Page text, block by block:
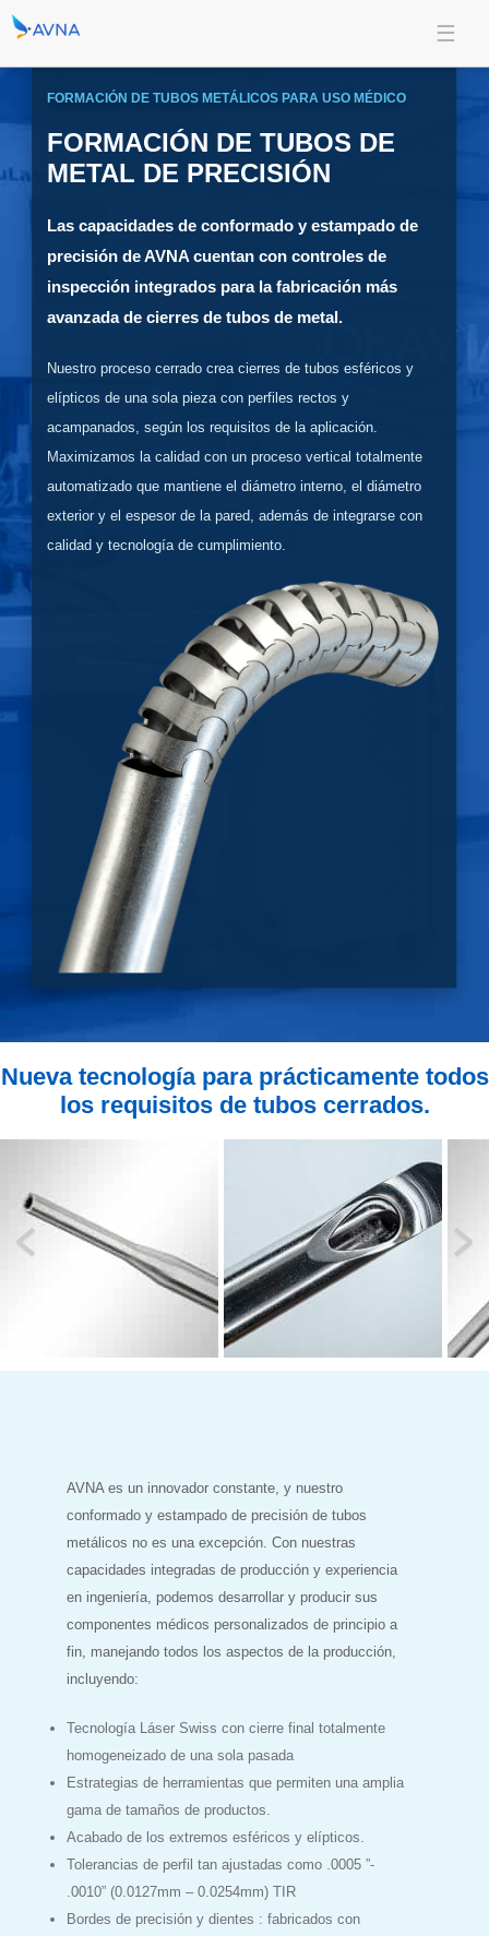
FORMACIÓN DE TUBOS METÁLICOS PARA USO MÉDICO
FORMACIÓN DE TUBOS DE
METAL DE PRECISIÓN
Las capacidades de conformado y estampado de
precisión de AVNA cuentan con controles de
inspección integrados para la fabricación más
avanzada de cierres de tubos de metal.
Nuestro proceso cerrado crea cierres de tubos esféricos y
elípticos de una sola pieza con perfiles rectos y
acampanados, según los requisitos de la aplicación.
Maximizamos la calidad con un proceso vertical totalmente
automatizado que mantiene el diámetro interno, el diámetro
exterior y el espesor de la pared, además de integrarse con
calidad y tecnología de cumplimiento.
Nueva tecnología para prácticamente todos
los requisitos de tubos cerrados.
AVNA es un innovador constante, y nuestro
conformado y estampado de precisión de tubos
metálicos no es una excepción. Con nuestras
capacidades integradas de producción y experiencia
en ingeniería, podemos desarrollar y producir sus
componentes médicos personalizados de principio a
fin, manejando todos los aspectos de la producción,
incluyendo:
Tecnología Láser Swiss con cierre final totalmente
homogeneizado de una sola pasada
Estrategias de herramientas que permiten una amplia
gama de tamaños de productos.
Acabado de los extremos esféricos y elípticos.
Tolerancias de perfil tan ajustadas como .0005 ”-
.0010” (0.0127mm – 0.0254mm) TIR
Bordes de precisión y dientes : fabricados con